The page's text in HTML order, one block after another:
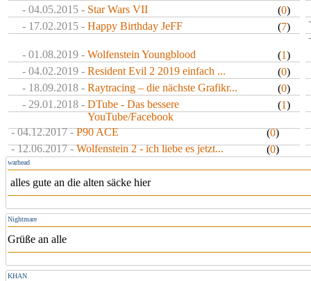
- 04.05.2015 - Star Wars VII (0)
- 17.02.2015 - Happy Birthday JeFF (7)
- 01.08.2019 - Wolfenstein Youngblood (1)
- 04.02.2019 - Resident Evil 2 2019 einfach ... (0)
- 18.09.2018 - Raytracing – die nächste Grafikr... (0)
- 29.01.2018 - DTube - Das bessere
YouTube/Facebook
(1)
- 04.12.2017 - P90 ACE (0)
- 12.06.2017 - Wolfenstein 2 - ich liebe es jetzt... (0)
warhead
alles gute an die alten säcke hier
Nightmare
Grüße an alle
KHAN